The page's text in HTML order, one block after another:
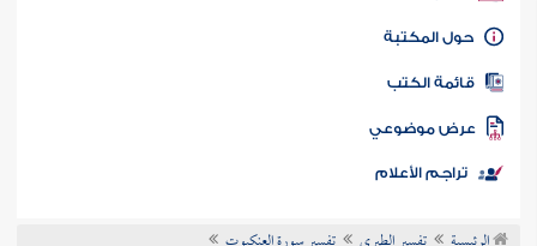
كتاب الأمة
المكتبة
الكتب
موضوعي
تراجم الأعلام